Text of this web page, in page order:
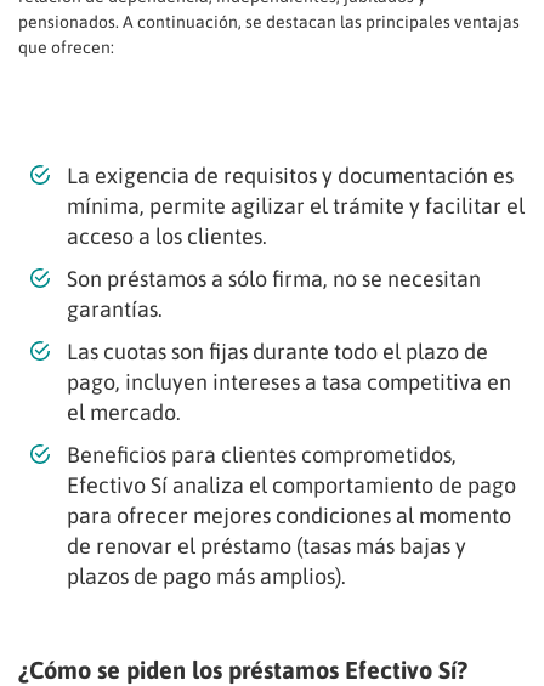
pensionados. A continuación, se destacan las principales ventajas
que ofrecen:
La exigencia de requisitos y documentación es
mínima, permite agilizar el trámite y facilitar el
acceso a los clientes.
Son préstamos a sólo firma, no se necesitan
garantías.
Las cuotas son fijas durante todo el plazo de
pago, incluyen intereses a tasa competitiva en
el mercado.
Beneficios para clientes comprometidos,
Efectivo Sí analiza el comportamiento de pago
para ofrecer mejores condiciones al momento
de renovar el préstamo (tasas más bajas y
plazos de pago más amplios).
¿Cómo se piden los préstamos Efectivo Sí?